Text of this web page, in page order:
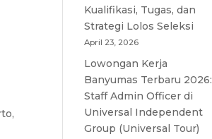
Kualifikasi, Tugas, dan
Strategi Lolos Seleksi
April 23, 2026
Lowongan Kerja
Banyumas Terbaru 2026:
Staff Admin Officer di
Universal Independent
Group (Universal Tour)